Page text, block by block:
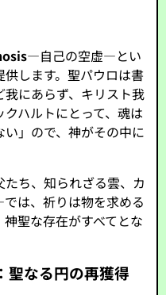
—自己の空虚—とい
します。聖パウロは書
にあらず、キリスト我
ハルトにとって、魂は
い」ので、神がその中に
ち、知られざる雲、カ
は、祈りは物を求める
聖な存在がすべてとな
聖なる円の再獲得